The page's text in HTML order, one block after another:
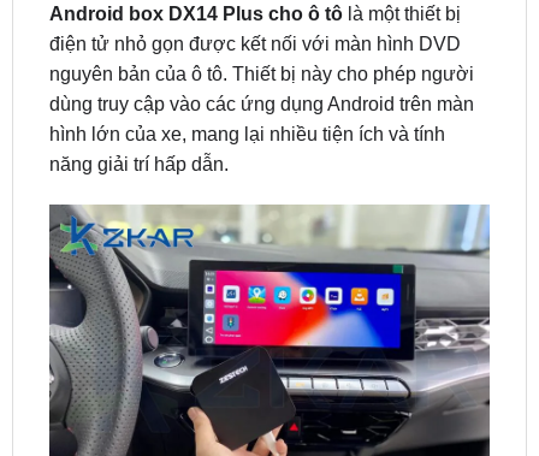
nguyên bản của ô tô. Thiết bị này cho phép người
dùng truy cập vào các ứng dụng Android trên màn
hình lớn của xe, mang lại nhiều tiện ích và tính
năng giải trí hấp dẫn.